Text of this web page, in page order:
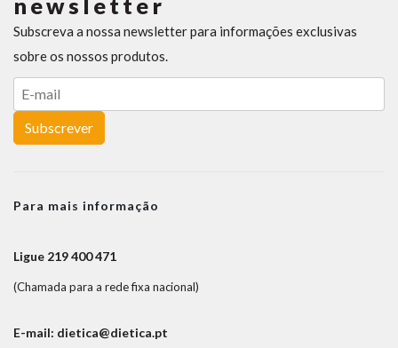
newsletter
Subscreva a nossa newsletter para informações exclusivas
sobre os nossos produtos.
Subscrever
Para mais informação
Ligue 219 400 471
(Chamada para a rede fixa nacional)
E-mail: dietica@dietica.pt